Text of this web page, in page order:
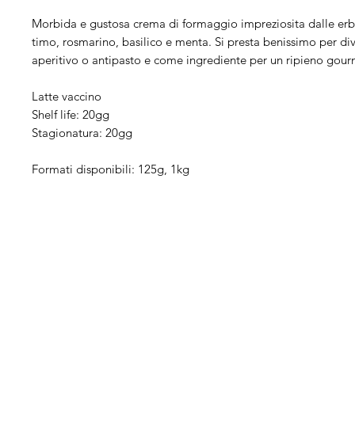
Morbida e gustosa crema di formaggio impreziosita dalle
timo, rosmarino, basilico e menta. Si presta benissimo per
aperitivo o antipasto e come ingrediente per un ripieno
Latte vaccino
Shelf life: 20gg
Stagionatura: 20gg
Formati disponibili: 125g, 1kg